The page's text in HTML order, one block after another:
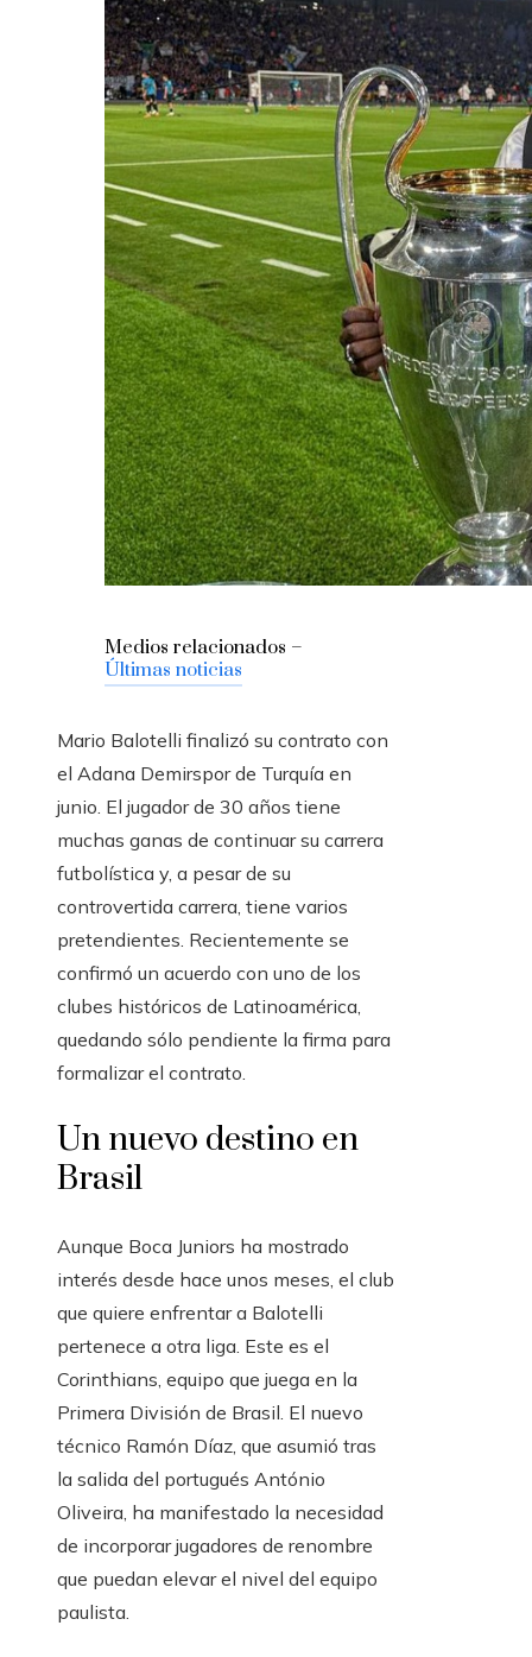
Medios relacionados –
Últimas noticias
Mario Balotelli finalizó su contrato con
el Adana Demirspor de Turquía en
junio. El jugador de 30 años tiene
muchas ganas de continuar su carrera
futbolística y, a pesar de su
controvertida carrera, tiene varios
pretendientes. Recientemente se
confirmó un acuerdo con uno de los
clubes históricos de Latinoamérica,
quedando sólo pendiente la firma para
formalizar el contrato.
Un nuevo destino en
Brasil
Aunque Boca Juniors ha mostrado
interés desde hace unos meses, el club
que quiere enfrentar a Balotelli
pertenece a otra liga. Este es el
Corinthians, equipo que juega en la
Primera División de Brasil. El nuevo
técnico Ramón Díaz, que asumió tras
la salida del portugués António
Oliveira, ha manifestado la necesidad
de incorporar jugadores de renombre
que puedan elevar el nivel del equipo
paulista.